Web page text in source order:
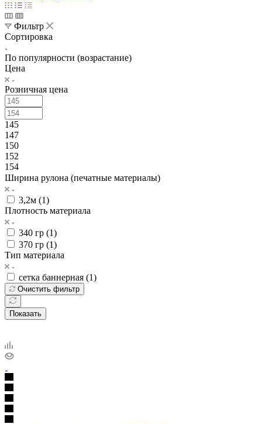
Фильтр
Сортировка
По популярности (возрастание)
Цена
Розничная цена
145
147
150
152
154
Ширина рулона (печатные материалы)
3,2м (1)
Плотность материала
340 гр (1)
370 гр (1)
Тип материала
сетка баннерная (1)
Очистить фильтр
Показать